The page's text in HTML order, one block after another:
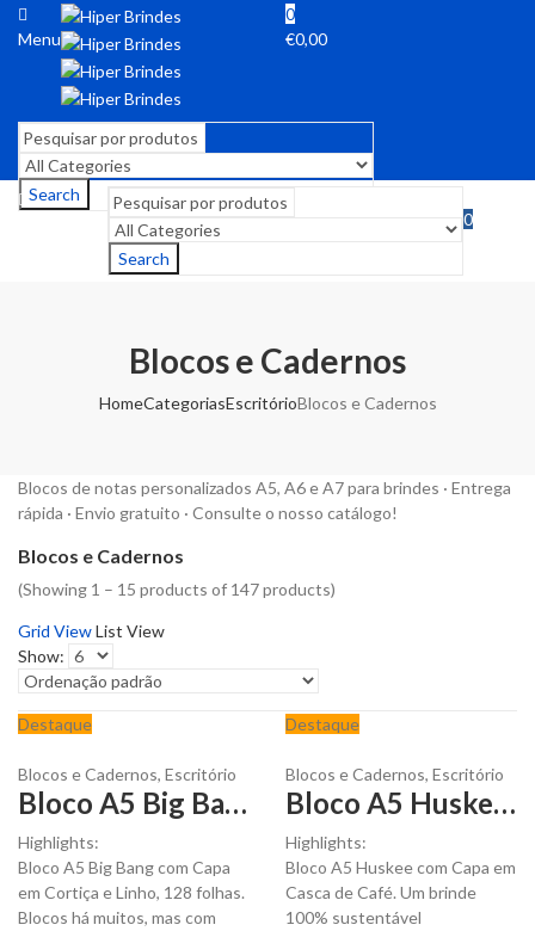
Menu
0
€0,00
Search
Search
0
Blocos e Cadernos
HomeCategoriasEscritórioBlocos e Cadernos
Blocos de notas personalizados A5, A6 e A7 para brindes · Entrega
rápida · Envio gratuito · Consulte o nosso catálogo!
Blocos e Cadernos
(Showing 1 – 15 products of 147 products)
Grid ViewList View
Show:
Destaque
Blocos e Cadernos, Escritório
Bloco A5 Big Bang com Capa em Cortiça e Linho para Personalizar
Highlights:
Bloco A5 Big Bang com Capa
em Cortiça e Linho, 128 folhas.
Blocos há muitos, mas com
Destaque
Blocos e Cadernos, Escritório
Bloco A5 Huskee com Capa em Casca de Café para Personalizar
Highlights:
Bloco A5 Huskee com Capa em
Casca de Café. Um brinde
100% sustentável